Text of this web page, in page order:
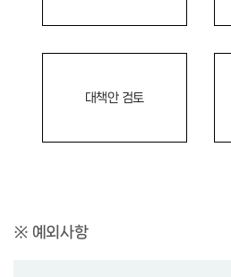
대책안 검토
※ 예외사항